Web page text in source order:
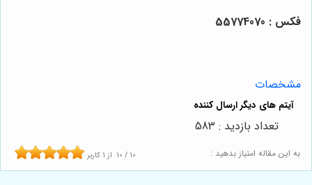
فکس : 55774070
مشخصات
به این مقاله امتیاز بدهید : 10 / 10 از 1 کاربر
تعداد بازدید : 583